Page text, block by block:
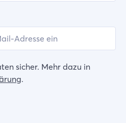
sicher. Mehr dazu in
.